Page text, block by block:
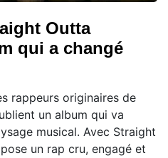
Outta
qui a changé
rappeurs originaires de
un album qui va
musical. Avec Straight
un rap cru, engagé et